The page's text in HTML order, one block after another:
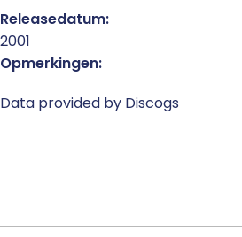
Releasedatum:
2001
Opmerkingen:
Data provided by Discogs